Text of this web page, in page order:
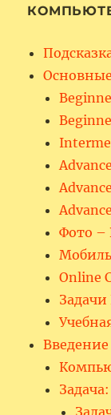
Фото –
Online
Задачи
Введение